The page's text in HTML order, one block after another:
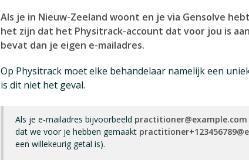
Als je in Nieuw-Zeeland woont en je via Gensolve
het zijn dat het Physitrack-account dat voor jou is
bevat dan je eigen e-mailadres.
Op Physitrack moet elke behandelaar namelijk een
is dit niet het geval.
Als je e-mailadres bijvoorbeeld practitioner@example.com
dat we voor je hebben gemaakt
een willekeurig getal is).